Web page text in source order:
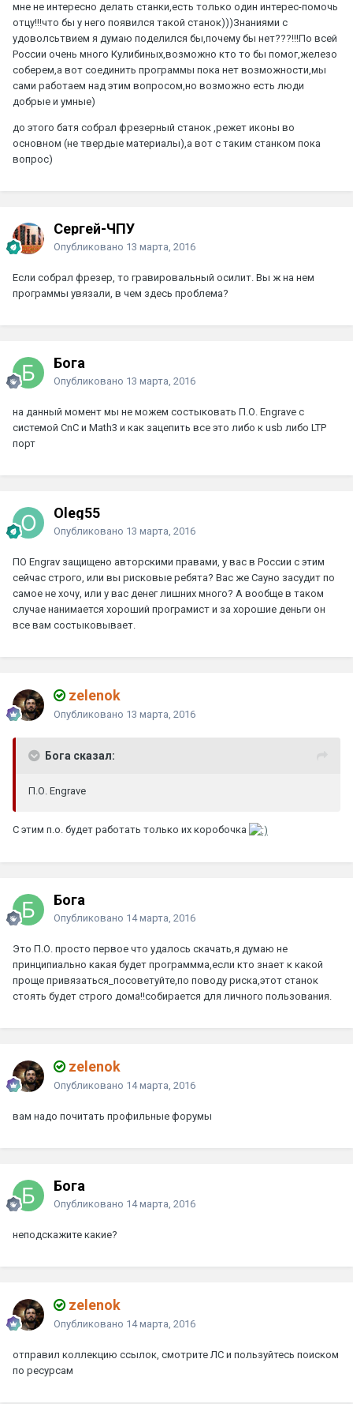
мне не интересно делать станки,есть только один интерес-помочь
отцу!!!что бы у него появился такой станок)))Знаниями с
удоволсьтвием я думаю поделился бы,почему бы нет???!!!По всей
России очень много Кулибиных,возможно кто то бы помог,железо
соберем,а вот соединить программы пока нет возможности,мы
сами работаем над этим вопросом,но возможно есть люди
добрые и умные)
до этого батя собрал фрезерный станок ,режет иконы во
основном (не твердые материалы),а вот с таким станком пока
вопрос)
Сергей-ЧПУ
Опубликовано 13 марта, 2016
Если собрал фрезер, то гравировальный осилит. Вы ж на нем
программы увязали, в чем здесь проблема?
Бога
Опубликовано 13 марта, 2016
на данный момент мы не можем состыковать П.О. Engrave с
системой CnC и Math3 и как зацепить все это либо к usb либо LTP
порт
Oleg55
Опубликовано 13 марта, 2016
ПО Engrav защищено авторскими правами, у вас в России с этим
сейчас строго, или вы рисковые ребята? Вас же Сауно засудит по
самое не хочу, или у вас денег лишних много? А вообще в таком
случае нанимается хороший програмист и за хорошие деньги он
все вам состыковывает.
zelenok
Опубликовано 13 марта, 2016
Бога сказал:
П.О. Engrave
С этим п.о. будет работать только их коробочка
Бога
Опубликовано 14 марта, 2016
Это П.О. просто первое что удалось скачать,я думаю не
принципиально какая будет программма,если кто знает к какой
проще привязаться_посоветуйте,по поводу риска,этот станок
стоять будет строго дома!!собирается для личного пользования.
zelenok
Опубликовано 14 марта, 2016
вам надо почитать профильные форумы
Бога
Опубликовано 14 марта, 2016
неподскажите какие?
zelenok
Опубликовано 14 марта, 2016
отправил коллекцию ссылок, смотрите ЛС и пользуйтесь поиском
по ресурсам